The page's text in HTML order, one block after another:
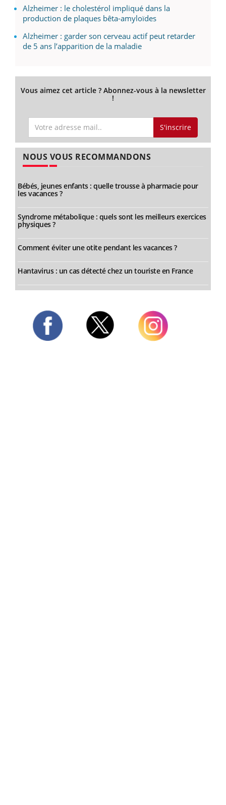
Alzheimer : le cholestérol impliqué dans la
production de plaques bêta-amyloïdes
Alzheimer : garder son cerveau actif peut retarder
de 5 ans l’apparition de la maladie
Vous aimez cet article ? Abonnez-vous à la newsletter
!
S'inscrire
NOUS VOUS RECOMMANDONS
Bébés, jeunes enfants : quelle trousse à pharmacie pour
les vacances ?
Syndrome métabolique : quels sont les meilleurs exercices
physiques ?
Comment éviter une otite pendant les vacances ?
Hantavirus : un cas détecté chez un touriste en France